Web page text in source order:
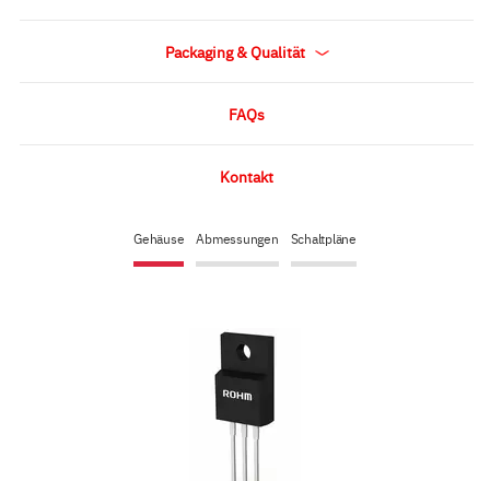
Gehäuse Abmessungen Schaltpläne
Packaging & Qualität
FAQs
Kontakt